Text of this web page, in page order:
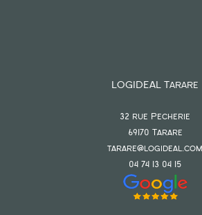
LOGIDEAL Tarare
32 rue Pecherie
69170 tarare
tarare@logideal.com
04 74 13 04 15